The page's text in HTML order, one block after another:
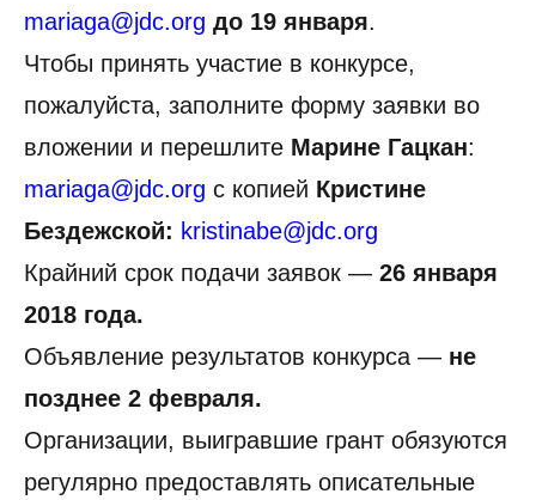
mariaga@jdc.org до 19 января.
Чтобы принять участие в конкурсе,
пожалуйста, заполните форму заявки во
вложении и перешлите Марине Гацкан:
mariaga@jdc.org с копией Кристине
Бездежской: kristinabe@jdc.org
Крайний срок подачи заявок — 26 января
2018 года.
Объявление результатов конкурса — не
позднее 2 февраля.
Организации, выигравшие грант обязуются
регулярно предоставлять описательные